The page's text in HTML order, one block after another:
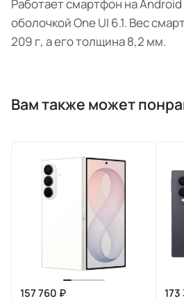
Работает смартфон на
оболочкой One UI 6.1. Вес
209 г, а его толщина 8,2 мм.
Вам также может
157 760 ₽